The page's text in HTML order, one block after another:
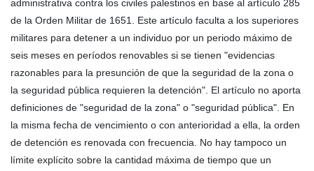
administrativa contra los civiles palestinos en base al artículo 285
de la Orden Militar de 1651. Este artículo faculta a los superiores
militares para detener a un individuo por un periodo máximo de
seis meses en períodos renovables si se tienen "evidencias
razonables para la presunción de que la seguridad de la zona o
la seguridad pública requieren la detención". El artículo no aporta
definiciones de "seguridad de la zona" o "seguridad pública". En
la misma fecha de vencimiento o con anterioridad a ella, la orden
de detención es renovada con frecuencia. No hay tampoco un
límite explícito sobre la cantidad máxima de tiempo que un